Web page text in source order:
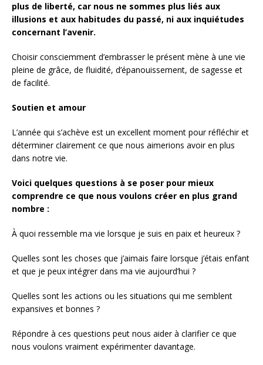
plus de liberté, car nous ne sommes plus liés aux
illusions et aux habitudes du passé, ni aux inquiétudes
concernant l’avenir.
Choisir consciemment d’embrasser le présent mène à une vie
pleine de grâce, de fluidité, d’épanouissement, de sagesse et
de facilité.
Soutien et amour
L’année qui s’achève est un excellent moment pour réfléchir et
déterminer clairement ce que nous aimerions avoir en plus
dans notre vie.
Voici quelques questions à se poser pour mieux
comprendre ce que nous voulons créer en plus grand
nombre :
À quoi ressemble ma vie lorsque je suis en paix et heureux ?
Quelles sont les choses que j’aimais faire lorsque j’étais enfant
et que je peux intégrer dans ma vie aujourd’hui ?
Quelles sont les actions ou les situations qui me semblent
expansives et bonnes ?
Répondre à ces questions peut nous aider à clarifier ce que
nous voulons vraiment expérimenter davantage.